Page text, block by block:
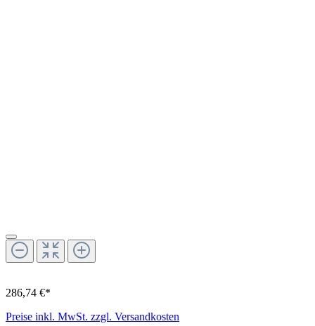
286,74 €*
Preise inkl. MwSt. zzgl. Versandkosten